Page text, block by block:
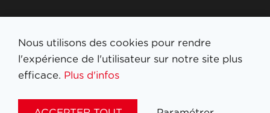
S'inscrire à la newsletter
Nous utilisons des cookies pour rendre
l'expérience de l'utilisateur sur notre site plus
efficace. Plus d'infos